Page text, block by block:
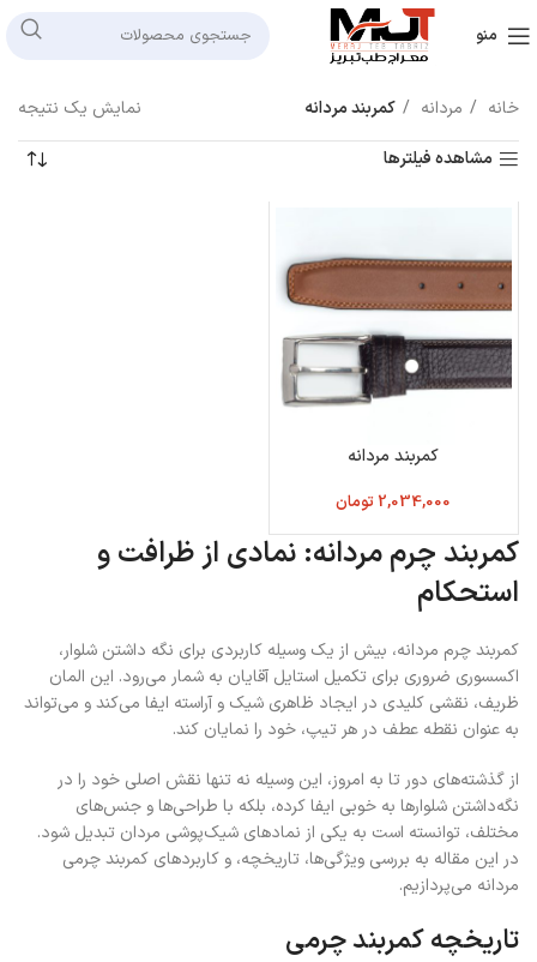
منو
خانه مردانه کمربند مردانه
نمایش یک نتیجه
مشاهده فیلترها
کمربند مردانه
2,034,000 تومان
کمربند چرم مردانه: نمادی از ظرافت و
استحکام
کمربند چرم مردانه، بیش از یک وسیله کاربردی برای نگه داشتن شلوار،
اکسسوری ضروری برای تکمیل استایل آقایان به شمار می‌رود. این المان
ظریف، نقشی کلیدی در ایجاد ظاهری شیک و آراسته ایفا می‌کند و می‌تواند
به عنوان نقطه عطف در هر تیپ، خود را نمایان کند.
از گذشته‌های دور تا به امروز، این وسیله نه تنها نقش اصلی خود را در
نگه‌داشتن شلوارها به خوبی ایفا کرده، بلکه با طراحی‌ها و جنس‌های
مختلف، توانسته است به یکی از نمادهای شیک‌پوشی مردان تبدیل شود.
در این مقاله به بررسی ویژگی‌ها، تاریخچه، و کاربردهای کمربند چرمی
مردانه می‌پردازیم.
تاریخچه کمربند چرمی